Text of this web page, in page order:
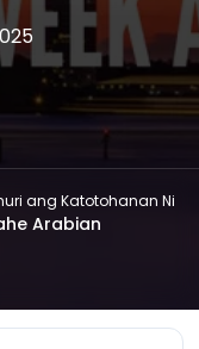
ang Katotohanan Ni
Arabian